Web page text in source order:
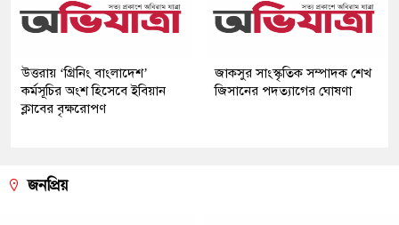
উত্তরায় ‘গ্রিনিং বাংলাদেশ’
কর্মসূচির অংশ হিসেবে ইবিয়ান
ক্লাবের বৃক্ষরোপণ
জাকসুর সাংস্কৃতিক সম্পাদক শেখ
জিসানের পদত্যাগের ঘোষণা
জনপ্রিয়